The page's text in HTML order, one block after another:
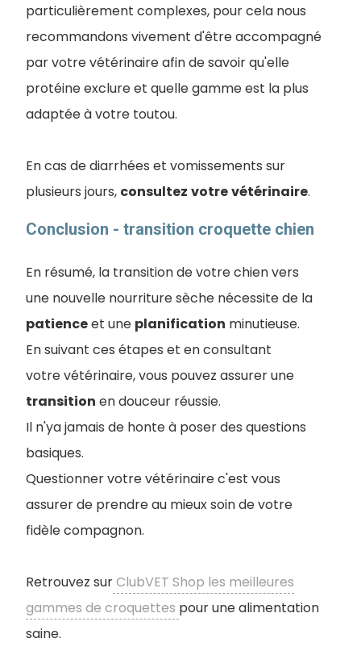
particulièrement complexes, pour cela nous
recommandons vivement d'être accompagné
par votre vétérinaire afin de savoir qu'elle
protéine exclure et quelle gamme est la plus
adaptée à votre toutou.
En cas de diarrhées et vomissements sur
plusieurs jours, consultez votrevétérinaire.
Conclusion - transition croquette chien
En résumé, la transition de votre chien vers
une nouvelle nourriture sèche nécessite de la
patienceet une planification minutieuse.
En suivant ces étapes et en consultant
votre vétérinaire, vous pouvez assurer une
transition en douceur réussie.
Il n'ya jamais de honte à poser des questions
basiques.
Questionner votre vétérinaire c'est vous
assurer de prendre au mieux soin de votre
fidèle compagnon.
Retrouvez surClubVET Shop les meilleures
gammes de croquettes pour une alimentation
saine.